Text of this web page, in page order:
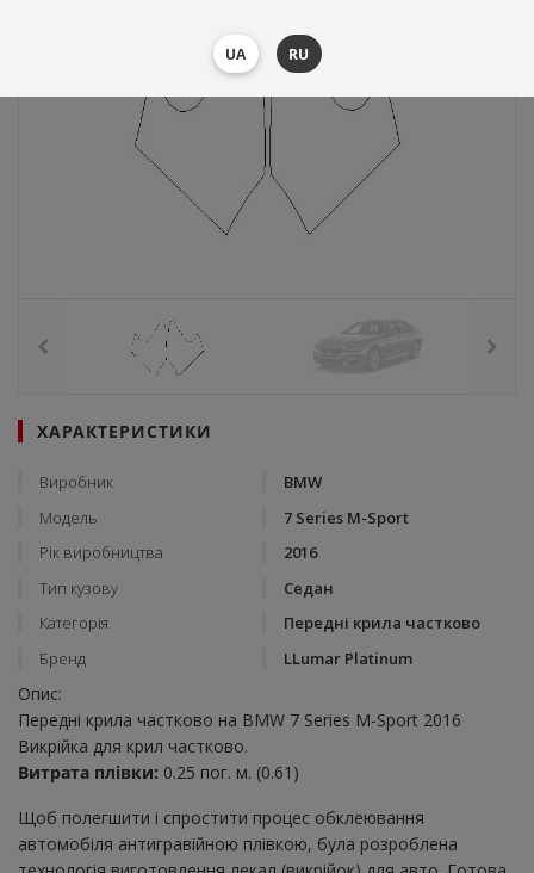
ХАРАКТЕРИСТИКИ
Виробник
BMW
Модель
7 Series M-Sport
Рік виробництва
2016
Тип кузову
Седан
Категорія
Передні крила частково
Бренд
LLumar Platinum
Опис:
Передні крила частково на BMW 7 Series M-Sport 2016
Викрійка для крил частково.
Витрата плівки: 0.25 пог. м. (0.61)
Щоб полегшити і спростити процес обклеювання
автомобіля антигравійною плівкою, була розроблена
UA RU